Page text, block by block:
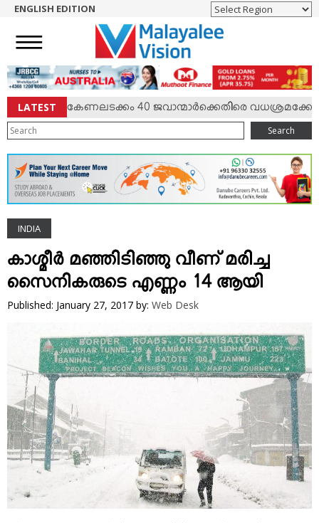
NEWS
ENGLISH
NRI
ENTERTAINMENT
MV SPECIAL
SPORTS
LIFESTYLE
TECH & AUTO
SOCIAL SPHERE
EDITORIAL
ARTS & LITERATURE
MAGAZINE
YOUR SAY
COOKERY
KARSHAKAN
TOURS & TRAVEL
GREETINGS
CLASSIFIEDS
ENGLISH EDITION
LATESTകേണലടക്കം 40 ജവാന്മാര്‍ക്കെതിരെ വധശ്രമക്കേസ്
Search
INDIA
കാശ്മീര്‍ മഞ്ഞിടിഞ്ഞു വീണ് മരിച്ച
സൈനികരുടെ എണ്ണം 14 ആയി
Published: January 27, 2017 by: Web Desk